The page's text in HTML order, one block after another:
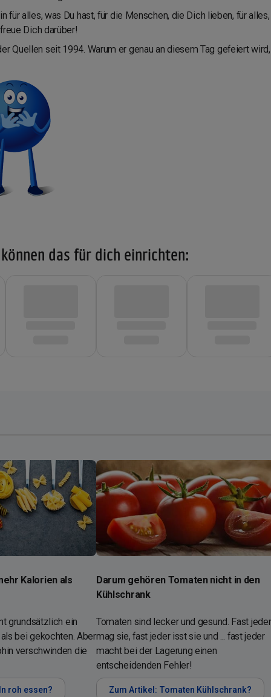
für alles, was Du hast, für die Menschen, die Dich lieben, für
Dich darüber!
Quellen seit 1994. Warum er genau an diesem Tag gefeiert
das für dich einrichten:
Kalorien als
grundsätzlich ein
bei gekochten. Aber
verschwinden die
roh essen?
Darum gehören Tomaten nicht in den
Kühlschrank
Tomaten sind lecker und gesund. Fast jeder
mag sie, fast jeder isst sie und ... fast jeder
macht bei der Lagerung einen
entscheidenden Fehler!
Zum Artikel: Tomaten Kühlschrank?